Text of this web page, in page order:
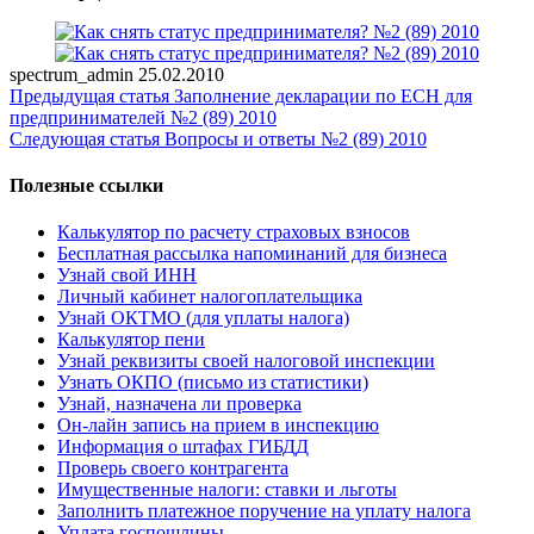
spectrum_admin 25.02.2010
Предыдущая статья Заполнение декларации по ЕСН для
предпринимателей №2 (89) 2010
Следующая статья Вопросы и ответы №2 (89) 2010
Полезные ссылки
Калькулятор по расчету страховых взносов
Бесплатная рассылка напоминаний для бизнеса
Узнай свой ИНН
Личный кабинет налогоплательщика
Узнай ОКТМО (для уплаты налога)
Калькулятор пени
Узнай реквизиты своей налоговой инспекции
Узнать ОКПО (письмо из статистики)
Узнай, назначена ли проверка
Он-лайн запись на прием в инспекцию
Информация о штафах ГИБДД
Проверь своего контрагента
Имущественные налоги: ставки и льготы
Заполнить платежное поручение на уплату налога